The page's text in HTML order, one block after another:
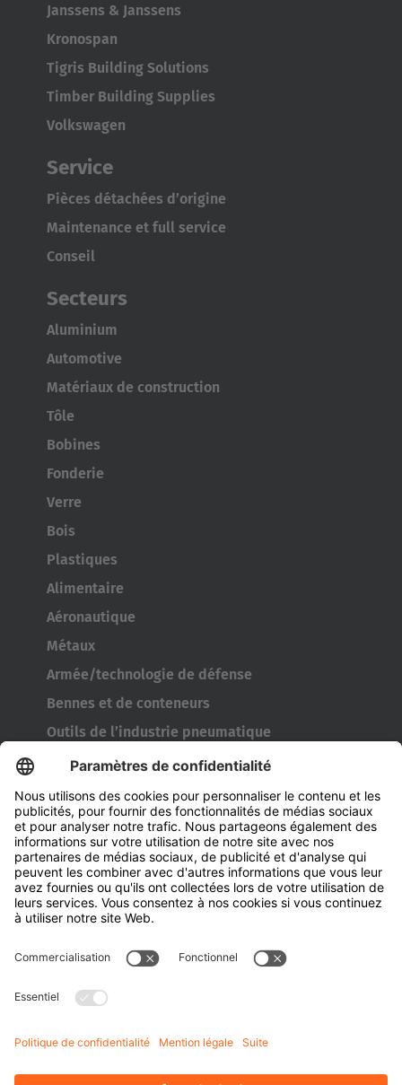
Janssens & Janssens
Kronospan
Tigris Building Solutions
Timber Building Supplies
Volkswagen
Service
Pièces détachées d’origine
Maintenance et full service
Conseil
Secteurs
Aluminium
Automotive
Matériaux de construction
Tôle
Bobines
Fonderie
Verre
Bois
Plastiques
Alimentaire
Aéronautique
Métaux
Armée/technologie de défense
Bennes et de conteneurs
Outils de l’industrie pneumatique
Transporteur de bobines
Portes et fenêtres
Entreprise
À propos d'Hubtex
À propos d' Hubtex BeLux
Durabilité
Downloads
Gestion de l'énergie